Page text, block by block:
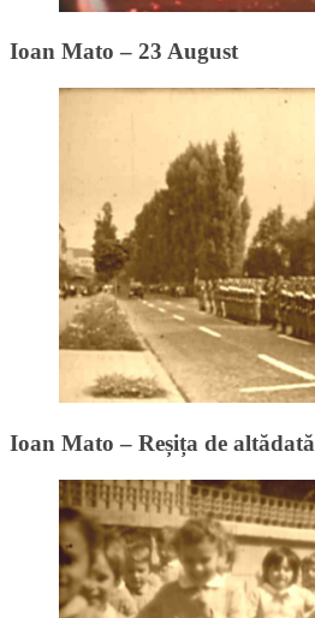
Ioan Mato – 23 August
Ioan Mato – Reșița de altădată